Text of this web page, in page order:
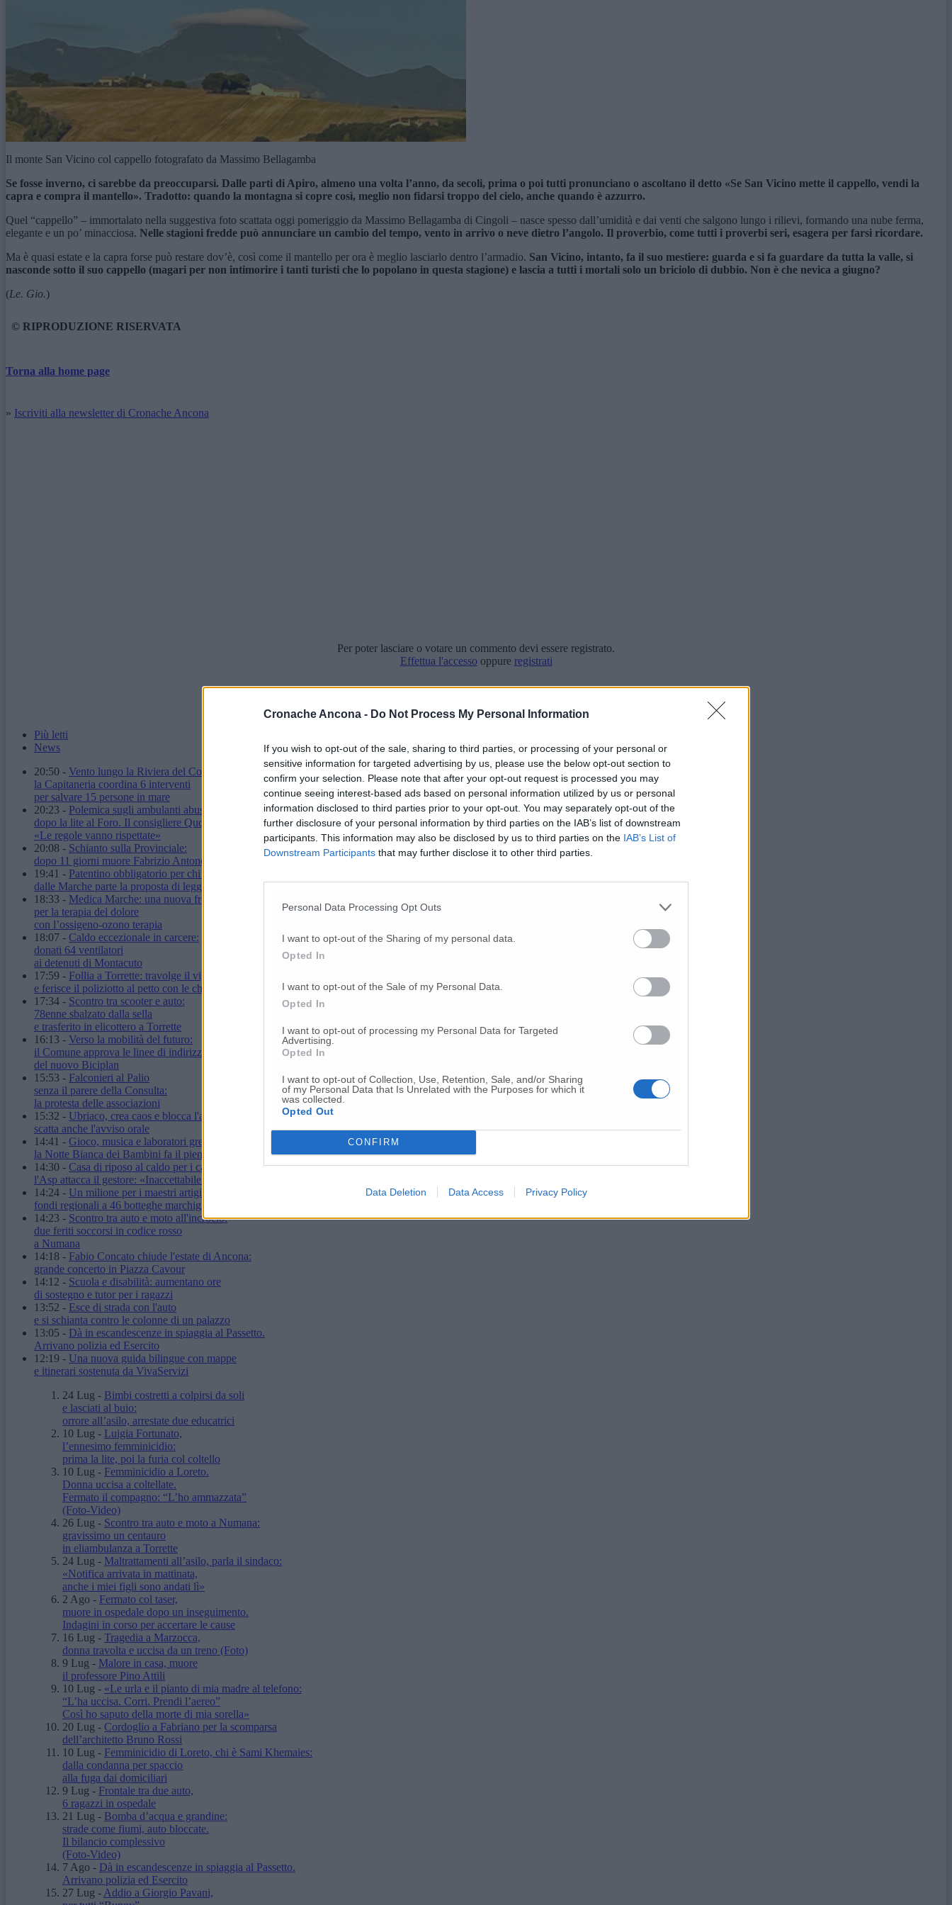
Cronache Ancona - Do Not Process My Personal Information
If you wish to opt-out of the sale, sharing to third parties, or processing of your personal or
sensitive information for targeted advertising by us, please use the below opt-out section to
confirm your selection. Please note that after your opt-out request is processed you may
continue seeing interest-based ads based on personal information utilized by us or personal
information disclosed to third parties prior to your opt-out. You may separately opt-out of the
further disclosure of your personal information by third parties on the IAB’s list of downstream
participants. This information may also be disclosed by us to third parties on the IAB’s List of
Downstream Participants that may further disclose it to other third parties.
Personal Data Processing Opt Outs
I want to opt-out of the Sharing of my personal data.
Opted In
I want to opt-out of the Sale of my Personal Data.
Opted In
I want to opt-out of processing my Personal Data for Targeted
Advertising.
Opted In
I want to opt-out of Collection, Use, Retention, Sale, and/or Sharing
of my Personal Data that Is Unrelated with the Purposes for which it
was collected.
Opted Out
CONFIRM
Data Deletion Data Access Privacy Policy
Il monte San Vicino col cappello fotografato da Massimo Bellagamba
Se fosse inverno, ci sarebbe da preoccuparsi. Dalle parti di Apiro, almeno una volta l’anno, da secoli, prima o poi tutti pronunciano o ascoltano il detto «Se San Vicino mette il cappello, vendi la
capra e compra il mantello». Tradotto: quando la montagna si copre così, meglio non fidarsi troppo del cielo, anche quando è azzurro.
Quel “cappello” – immortalato nella suggestiva foto scattata oggi pomeriggio da Massimo Bellagamba di Cingoli – nasce spesso dall’umidità e dai venti che salgono lungo i rilievi, formando una nube ferma,
elegante e un po’ minacciosa. Nelle stagioni fredde può annunciare un cambio del tempo, vento in arrivo o neve dietro l’angolo. Il proverbio, come tutti i proverbi seri, esagera per farsi ricordare.
Ma è quasi estate e la capra forse può restare dov’è, così come il mantello per ora è meglio lasciarlo dentro l’armadio. San Vicino, intanto, fa il suo mestiere: guarda e si fa guardare da tutta la valle, si
nasconde sotto il suo cappello (magari per non intimorire i tanti turisti che lo popolano in questa stagione) e lascia a tutti i mortali solo un briciolo di dubbio. Non è che nevica a giugno?
(Le. Gio.)
© RIPRODUZIONE RISERVATA
Torna alla home page
» Iscriviti alla newsletter di Cronache Ancona
Per poter lasciare o votare un commento devi essere registrato.
Effettua l'accesso oppure registrati
Più letti
News
20:50 - Vento lungo la Riviera del Conero:
la Capitaneria coordina 6 interventi
per salvare 15 persone in mare
20:23 - Polemica sugli ambulanti abusivi
dopo la lite al Foro. Il consigliere Quqqass:
«Le regole vanno rispettate»
20:08 - Schianto sulla Provinciale:
dopo 11 giorni muore Fabrizio Antonelli
19:41 - Patentino obbligatorio per chi ha un cane:
dalle Marche parte la proposta di legge
18:33 - Medica Marche: una nuova frontiera
per la terapia del dolore
con l’ossigeno-ozono terapia
18:07 - Caldo eccezionale in carcere:
donati 64 ventilatori
ai detenuti di Montacuto
17:59 - Follia a Torrette: travolge il vigilante
e ferisce il poliziotto al petto con le chiavi
17:34 - Scontro tra scooter e auto:
78enne sbalzato dalla sella
e trasferito in elicottero a Torrette
16:13 - Verso la mobilità del futuro:
il Comune approva le linee di indirizzo
del nuovo Biciplan
15:53 - Falconieri al Palio
senza il parere della Consulta:
la protesta delle associazioni
15:32 - Ubriaco, crea caos e blocca l'autobus:
scatta anche l'avviso orale
14:41 - Gioco, musica e laboratori green:
la Notte Bianca dei Bambini fa il pieno
14:30 - Casa di riposo al caldo per i cali di tensione:
l'Asp attacca il gestore: «Inaccettabile»
14:24 - Un milione per i maestri artigiani:
fondi regionali a 46 botteghe marchigiane
14:23 - Scontro tra auto e moto all'incrocio:
due feriti soccorsi in codice rosso
a Numana
14:18 - Fabio Concato chiude l'estate di Ancona:
grande concerto in Piazza Cavour
14:12 - Scuola e disabilità: aumentano ore
di sostegno e tutor per i ragazzi
13:52 - Esce di strada con l'auto
e si schianta contro le colonne di un palazzo
13:05 - Dà in escandescenze in spiaggia al Passetto.
Arrivano polizia ed Esercito
12:19 - Una nuova guida bilingue con mappe
e itinerari sostenuta da VivaServizi
24 Lug - Bimbi costretti a colpirsi da soli
e lasciati al buio:
orrore all’asilo, arrestate due educatrici
10 Lug - Luigia Fortunato,
l’ennesimo femminicidio:
prima la lite, poi la furia col coltello
10 Lug - Femminicidio a Loreto.
Donna uccisa a coltellate.
Fermato il compagno: “L’ho ammazzata”
(Foto-Video)
26 Lug - Scontro tra auto e moto a Numana:
gravissimo un centauro
in eliambulanza a Torrette
24 Lug - Maltrattamenti all’asilo, parla il sindaco:
«Notifica arrivata in mattinata,
anche i miei figli sono andati lì»
2 Ago - Fermato col taser,
muore in ospedale dopo un inseguimento.
Indagini in corso per accertare le cause
16 Lug - Tragedia a Marzocca,
donna travolta e uccisa da un treno (Foto)
9 Lug - Malore in casa, muore
il professore Pino Attili
10 Lug - «Le urla e il pianto di mia madre al telefono:
“L’ha uccisa. Corri. Prendi l’aereo”
Così ho saputo della morte di mia sorella»
20 Lug - Cordoglio a Fabriano per la scomparsa
dell’architetto Bruno Rossi
10 Lug - Femminicidio di Loreto, chi è Sami Khemaies:
dalla condanna per spaccio
alla fuga dai domiciliari
9 Lug - Frontale tra due auto,
6 ragazzi in ospedale
21 Lug - Bomba d’acqua e grandine:
strade come fiumi, auto bloccate.
Il bilancio complessivo
(Foto-Video)
7 Ago - Dà in escandescenze in spiaggia al Passetto.
Arrivano polizia ed Esercito
27 Lug - Addio a Giorgio Pavani,